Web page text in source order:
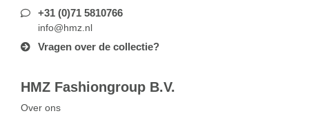
+31 (0)71 5810766
info@hmz.nl
Vragen over de collectie?
HMZ Fashiongroup B.V.
Over ons